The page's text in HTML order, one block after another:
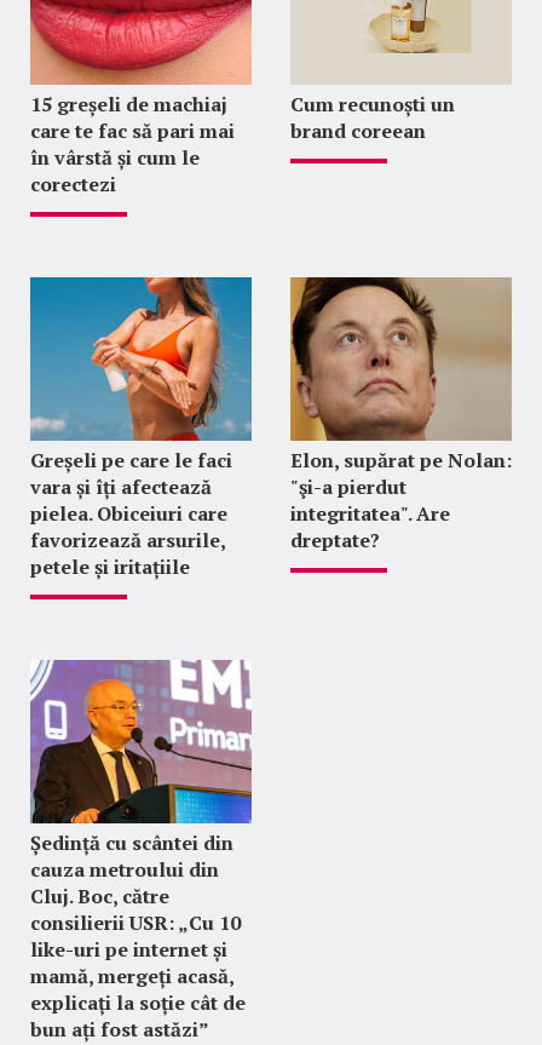
15 greșeli de machiaj
care te fac să pari mai
în vârstă și cum le
corectezi
Cum recunoști un
brand coreean
Greșeli pe care le faci
vara și îți afectează
pielea. Obiceiuri care
favorizează arsurile,
petele și iritațiile
Elon, supărat pe Nolan:
"şi-a pierdut
integritatea". Are
dreptate?
Ședință cu scântei din
cauza metroului din
Cluj. Boc, către
consilierii USR: „Cu 10
like-uri pe internet și
mamă, mergeți acasă,
explicați la soție cât de
bun ați fost astăzi”